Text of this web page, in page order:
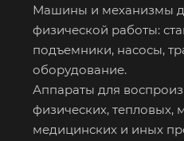
Машины и механизмы
физической работы:
подъемники, насосы,
оборудование.
Аппараты для
физических, тепловых,
медицинских и иных